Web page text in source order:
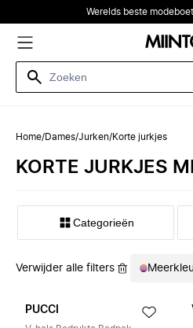
Werelds beste
Home/Dames/Jurken/Korte jurkjes
KORTE JURKJES
Categorieën
Verwijder alle filters
PUCCI